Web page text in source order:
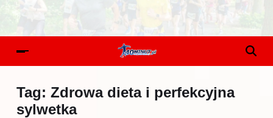
Tag: Zdrowa dieta i perfekcyjna
sylwetka